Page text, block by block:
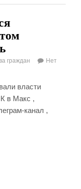
граждан
Нет
власти
в Макс ,
канал ,